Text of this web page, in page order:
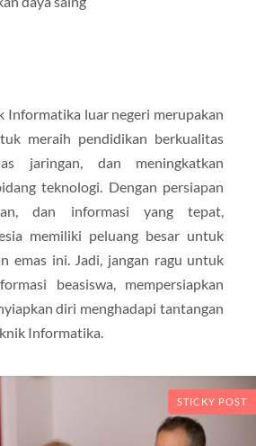
Informatika luar negeri merupakan
meraih pendidikan berkualitas
jaringan, dan meningkatkan
teknologi. Dengan persiapan
dan informasi yang tepat,
memiliki peluang besar untuk
emas ini. Jadi, jangan ragu untuk
beasiswa, mempersiapkan
diri menghadapi tantangan
Informatika.
STICKY POST